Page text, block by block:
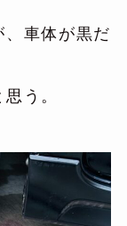
、車体が黒だ
う。